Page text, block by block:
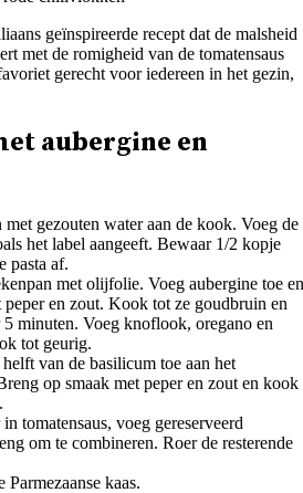
geïnspireerde recept dat de malsheid
met de romigheid van de tomatensaus
gerecht voor iedereen in het gezin,
aubergine en
met gezouten water aan de kook. Voeg de
het label aangeeft. Bewaar 1/2 kopje
pasta af.
met olijfolie. Voeg aubergine toe en
peper en zout. Kook tot ze goudbruin en
minuten. Voeg knoflook, oregano en
tot geurig.
van de basilicum toe aan het
op smaak met peper en zout en kook
tomatensaus, voeg gereserveerd
om te combineren. Roer de resterende
Parmezaanse kaas.